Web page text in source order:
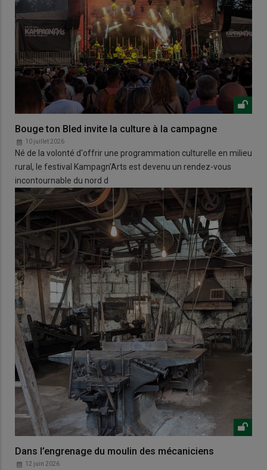
Bouge ton Bled invite la culture à la campagne
10 juillet 2026
Né de la volonté d'offrir une programmation culturelle en milieu
rural, le festival Kampagn'Arts est devenu un rendez-vous
incontournable du nord d
Dans l’engrenage du moulin des mécaniciens
12 juin 2026